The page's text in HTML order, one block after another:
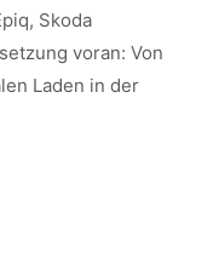
, Skoda
voran: Von
Laden in der